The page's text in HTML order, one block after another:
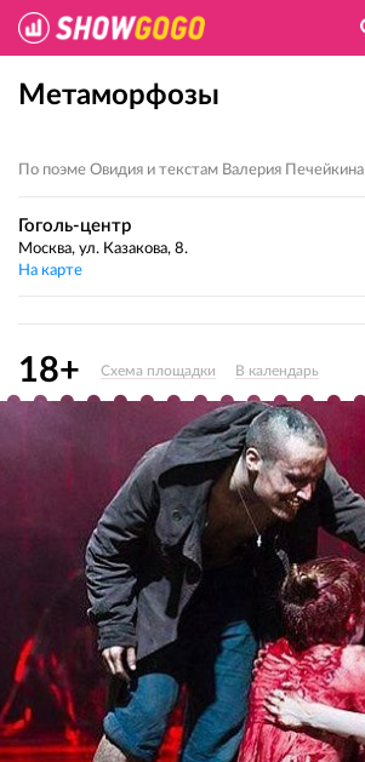
Метаморфозы
По поэме Овидия и текстам Валерия Печейкина
Гоголь-центр
Москва, ул. Казакова, 8.
На карте
18+ Схема площадки В календарь